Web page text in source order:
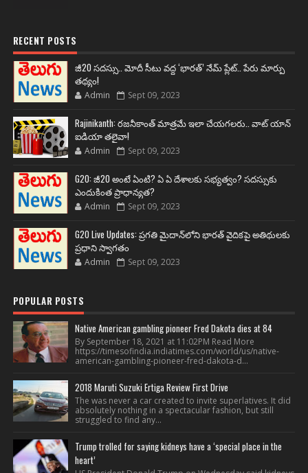
RECENT POSTS
జీ20 సదస్సు.. మోదీ సీటు వద్ద ‘భారత్’ నేమ్ ప్లేట్‌.. పేరు మార్పు
తథ్యం!
Admin Sept 09, 2023
Rajinikanth: రజనీకాంత్ మాత్రమే ఇలా చేయగలరు.. వాట్ యాన్
ఐడియా తలైవా!
Admin Sept 09, 2023
G20: జీ20 అంటే ఏంటి? ఏ ఏ దేశాలకు సభ్యత్వం? సదస్సుకు
ఎందుకింత ప్రాధాన్యత?
Admin Sept 09, 2023
G20 Live Updates: ప్రగతి మైదాన్‌లోని భారత్ వైదికపై అతిథులకు
ప్రధాని స్వాగతం
Admin Sept 09, 2023
POPULAR POSTS
Native American gambling pioneer Fred Dakota dies at 84
By September 18, 2021 at 11:02PM Read More
https://timesofindia.indiatimes.com/world/us/native-
american-gambling-pioneer-fred-dakota-d...
2018 Maruti Suzuki Ertiga Review First Drive
The was never a car created to invite superlatives. It did
absolutely nothing in a spectacular fashion, but still
struggled to find any...
Trump trolled for saying kidneys have a ‘special place in the
heart’